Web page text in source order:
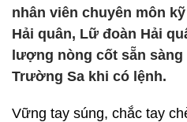
nhân viên chuyên môn
Hải quân, Lữ đoàn Hải
lượng nòng cốt sẵn
Trường Sa khi có lệnh.
Vững tay súng, chắc tay